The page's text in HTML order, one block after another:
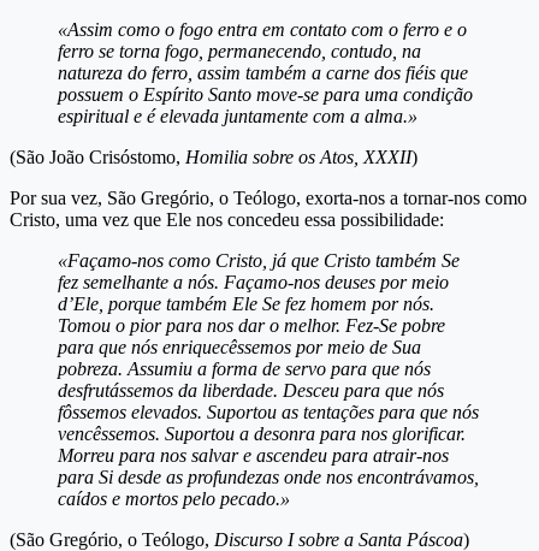
«Assim como o fogo entra em contato com o ferro e o
ferro se torna fogo, permanecendo, contudo, na
natureza do ferro, assim também a carne dos fiéis que
possuem o Espírito Santo move-se para uma condição
espiritual e é elevada juntamente com a alma.»
(São João Crisóstomo, Homilia sobre os Atos, XXXII)
Por sua vez, São Gregório, o Teólogo, exorta-nos a tornar-nos como
Cristo, uma vez que Ele nos concedeu essa possibilidade:
«Façamo-nos como Cristo, já que Cristo também Se
fez semelhante a nós. Façamo-nos deuses por meio
d’Ele, porque também Ele Se fez homem por nós.
Tomou o pior para nos dar o melhor. Fez-Se pobre
para que nós enriquecêssemos por meio de Sua
pobreza. Assumiu a forma de servo para que nós
desfrutássemos da liberdade. Desceu para que nós
fôssemos elevados. Suportou as tentações para que nós
vencêssemos. Suportou a desonra para nos glorificar.
Morreu para nos salvar e ascendeu para atrair-nos
para Si desde as profundezas onde nos encontrávamos,
caídos e mortos pelo pecado.»
(São Gregório, o Teólogo, Discurso I sobre a Santa Páscoa)